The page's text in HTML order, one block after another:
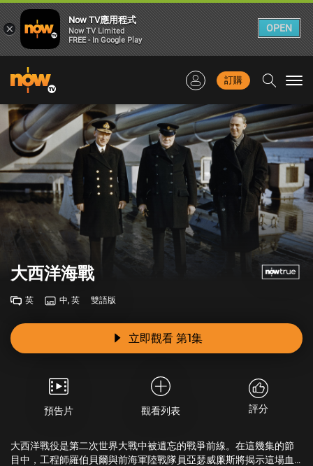
訂購
大西洋海戰
英 中, 英 雙語版
立即觀看 第1集
預告片 觀看列表 評分
大西洋戰役是第二次世界大戰中被遺忘的戰爭前線。在這幾集的節
目中，工程師羅伯貝爾與前海軍陸戰隊員亞瑟威廉斯將揭示這場血
×
Now TV應用程式
Now TV Limited
FREE - In Google Play
OPEN